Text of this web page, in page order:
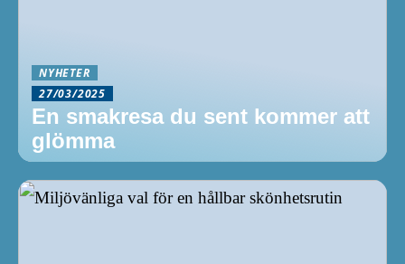
NYHETER
27/03/2025
En smakresa du sent kommer att
glömma